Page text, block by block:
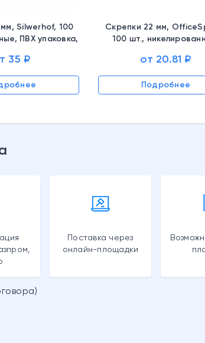
Silwerhof, 100
ПВХ упаковка,
35 ₽
Скрепки 22 мм,
100 шт.,
CN22_34068,
от 20.81 ₽
Подробнее
Поставка через
онлайн-площадки